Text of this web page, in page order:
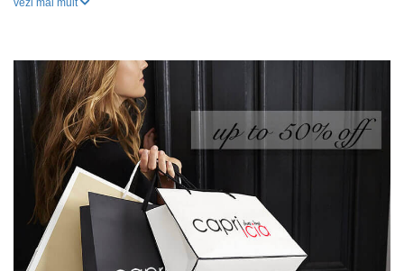
modele in diferite stiluri si o paleta vasta de culori,
Obisnuiesti sa te imbraci elegant sau preferi tinutele
comode? Indiferent care sunt preferintele tale in
privinta articolelor vestimentare, pe Capricia.ro vei
gasi perechile de pantofi dama piele care sa se
potriveasca cu garderoba ta. Iti punem la dispozitie
articole deosebite de incaltaminte ideale pentru a
crea outfit-uri demne de invidiat! Alege pantofi din
piele de pe Capricia.ro si vei atrage toate privirile!
vezi mai mult